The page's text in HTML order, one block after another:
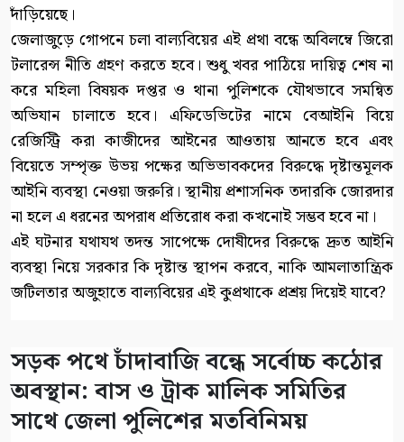
দাঁড়িয়েছে।
জেলাজুড়ে গোপনে চলা বাল্যবিয়ের এই প্রথা বন্ধে অবিলম্বে জিরো
টলারেন্স নীতি গ্রহণ করতে হবে। শুধু খবর পাঠিয়ে দায়িত্ব শেষ না
করে মহিলা বিষয়ক দপ্তর ও থানা পুলিশকে যৌথভাবে সমন্বিত
অভিযান চালাতে হবে। এফিডেভিটের নামে বেআইনি বিয়ে
রেজিস্ট্রি করা কাজীদের আইনের আওতায় আনতে হবে এবং
বিয়েতে সম্পৃক্ত উভয় পক্ষের অভিভাবকদের বিরুদ্ধে দৃষ্টান্তমূলক
আইনি ব্যবস্থা নেওয়া জরুরি। স্থানীয় প্রশাসনিক তদারকি জোরদার
না হলে এ ধরনের অপরাধ প্রতিরোধ করা কখনোই সম্ভব হবে না।
এই ঘটনার যথাযথ তদন্ত সাপেক্ষে দোষীদের বিরুদ্ধে দ্রুত আইনি
ব্যবস্থা নিয়ে সরকার কি দৃষ্টান্ত স্থাপন করবে, নাকি আমলাতান্ত্রিক
জটিলতার অজুহাতে বাল্যবিয়ের এই কুপ্রথাকে প্রশ্রয় দিয়েই যাবে?
সড়ক পথে চাঁদাবাজি বন্ধে সর্বোচ্চ কঠোর
অবস্থান: বাস ও ট্রাক মালিক সমিতির
সাথে জেলা পুলিশের মতবিনিময়